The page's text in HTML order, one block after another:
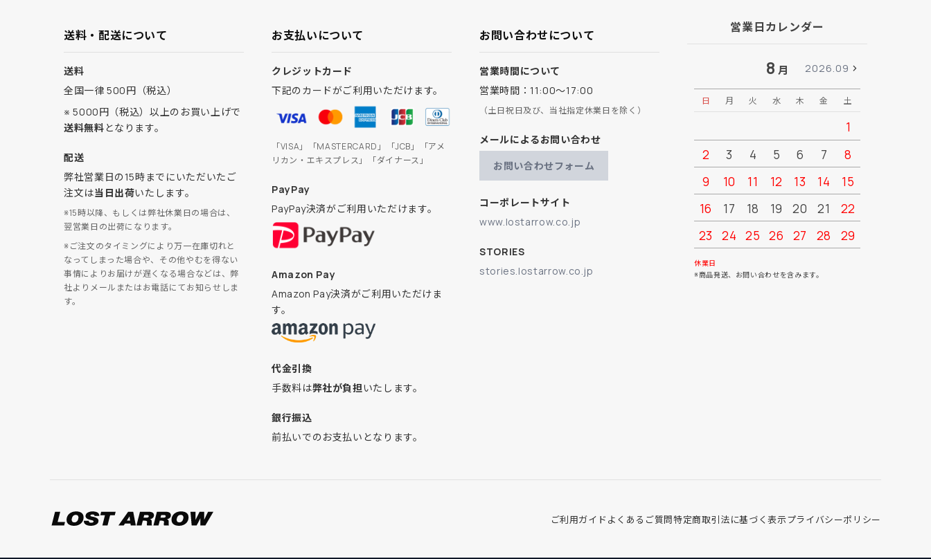
送料・配送について
送料
全国一律 500円（税込）
※ 5000円（税込）以上のお買い上げで
送料無料となります。
配送
弊社営業日の15時までにいただいたご
注文は当日出荷いたします。
※15時以降、もしくは弊社休業日の場合は、
翌営業日の出荷になります。
※ご注文のタイミングにより万一在庫切れと
なってしまった場合や、その他やむを得ない
事情によりお届けが遅くなる場合などは、弊
社よりメールまたはお電話にてお知らせしま
す。
お支払いについて
クレジットカード
下記のカードがご利用いただけます。
「VISA」「MASTERCARD」「JCB」「アメ
リカン・エキスプレス」「ダイナース」
PayPay
PayPay決済がご利用いただけます。
Amazon Pay
Amazon Pay決済がご利用いただけま
す。
代金引換
手数料は弊社が負担いたします。
銀行振込
前払いでのお支払いとなります。
お問い合わせについて
営業時間について
営業時間：11:00～17:00
（土日祝日及び、当社指定休業日を除く）
メールによるお問い合わせ
お問い合わせフォーム
コーポレートサイト
www.lostarrow.co.jp
STORIES
stories.lostarrow.co.jp
営業日カレンダー
8 月 2026.09
日 月 火 水 木 金 土
1
2
3 4 5 6 7
8
9
10 11 12 13 14
15
16
17 18 19 20 21
22
23
24 25 26 27 28
29
30
休業日
※商品発送、お問い合わせを含みます。
ご利用ガイド よくあるご質問特定商取引法に基づく表示プライバシーポリシー